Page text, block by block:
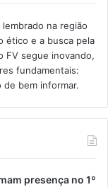
na região
ético e a busca pela
FV segue inovando,
fundamentais:
de bem informar.​
presença no 1º